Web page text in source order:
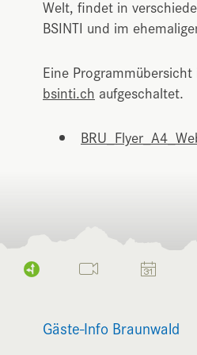
Welt, findet in
BSINTI und im
Eine
bsinti.ch aufgeschaltet.
Gäste-Info Braunwald